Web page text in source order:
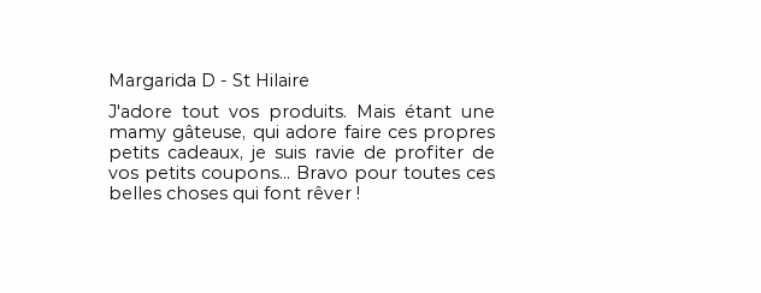
Margarida D - St Hilaire
J'adore tout vos produits. Mais étant une
mamy gâteuse, qui adore faire ces propres
petits cadeaux, je suis ravie de profiter de
vos petits coupons... Bravo pour toutes ces
belles choses qui font rêver !